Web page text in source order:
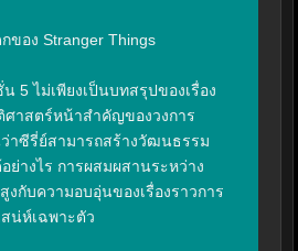
ของ Stranger Things
5 ไม่เพียงเป็นบทสรุปของเรื่อง
ศาสตร์หน้าสำคัญของวงการ
าซีรี่ย์สามารถสร้างวัฒนธรรม
ย่างไร การผสมผสานระหว่าง
กับความอบอุ่นของเรื่องราวการ
น่ห์เฉพาะตัว